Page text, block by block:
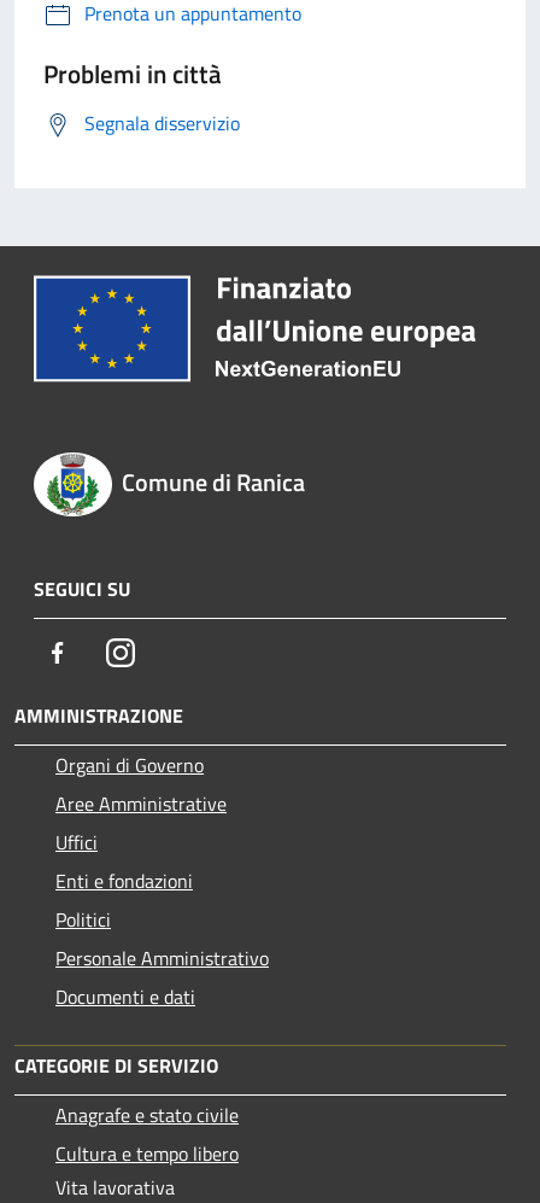
Prenota un appuntamento
Problemi in città
Segnala disservizio
Comune di Ranica
SEGUICI SU
FacebookInstagram
AMMINISTRAZIONE
Organi di Governo
Aree Amministrative
Uffici
Enti e fondazioni
Politici
Personale Amministrativo
Documenti e dati
CATEGORIE DI SERVIZIO
Anagrafe e stato civile
Cultura e tempo libero
Vita lavorativa